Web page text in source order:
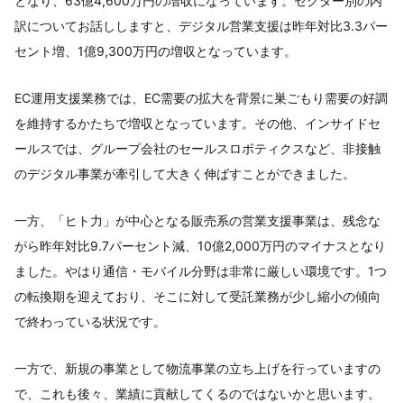
訳についてお話ししますと、デジタル営業支援は昨年対比3.3パー
セント増、1億9,300万円の増収となっています。
EC運用支援業務では、EC需要の拡大を背景に巣ごもり需要の好調
を維持するかたちで増収となっています。その他、インサイドセ
ールスでは、グループ会社のセールスロボティクスなど、非接触
のデジタル事業が牽引して大きく伸ばすことができました。
一方、「ヒト力」が中心となる販売系の営業支援事業は、残念な
がら昨年対比9.7パーセント減、10億2,000万円のマイナスとなり
ました。やはり通信・モバイル分野は非常に厳しい環境です。1つ
の転換期を迎えており、そこに対して受託業務が少し縮小の傾向
で終わっている状況です。
一方で、新規の事業として物流事業の立ち上げを行っていますの
で、これも後々、業績に貢献してくるのではないかと思います。